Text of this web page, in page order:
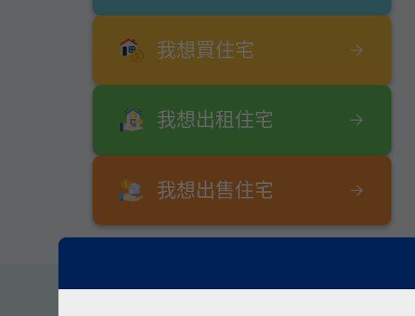
我想買住宅
我想出租住宅
我想出售住宅